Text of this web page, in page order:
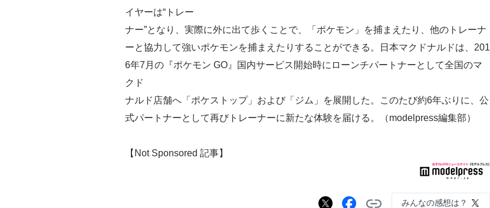
イヤーは“トレー
ナー”となり、実際に外に出て歩くことで、「ポケモン」を捕まえたり、他のトレーナ
ーと協力して強いポケモンを捕まえたりすることができる。日本マクドナルドは、201
6年7月の『ポケモン GO』国内サービス開始時にローンチパートナーとして全国のマ
クド
ナルド店舗へ「ポケストップ」および「ジム」を展開した。このたび約6年ぶりに、公
式パートナーとして再びトレーナーに新たな体験を届ける。（modelpress編集部）
【Not Sponsored 記事】
みんなの感想は？